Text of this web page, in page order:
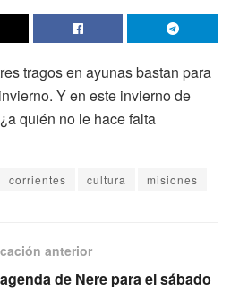
tragos en ayunas bastan para
Y en este invierno de
quién no le hace falta
corrientes cultura misiones
anterior
de Nere para el sábado